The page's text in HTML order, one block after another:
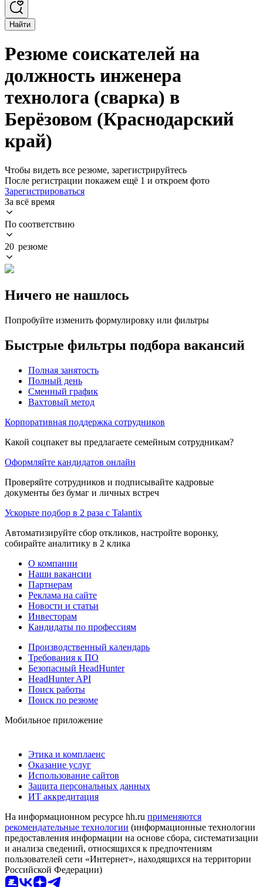
Найти
Резюме соискателей на
должность инженера
технолога (сварка) в
Берёзовом (Краснодарский
край)
Чтобы видеть все резюме, зарегистрируйтесь
После регистрации покажем ещё 1 и откроем фото
Зарегистрироваться
За всё время
По соответствию
20 резюме
Ничего не нашлось
Попробуйте изменить формулировку или фильтры
Быстрые фильтры подбора вакансий
Полная занятость
Полный день
Сменный график
Вахтовый метод
Корпоративная поддержка сотрудников
Какой соцпакет вы предлагаете семейным сотрудникам?
Оформляйте кандидатов онлайн
Проверяйте сотрудников и подписывайте кадровые
документы без бумаг и личных встреч
Ускорьте подбор в 2 раза с Talantix
Автоматизируйте сбор откликов, настройте воронку,
собирайте аналитику в 2 клика
О компании
Наши вакансии
Партнерам
Реклама на сайте
Новости и статьи
Инвесторам
Кандидаты по профессиям
Производственный календарь
Требования к ПО
Безопасный HeadHunter
HeadHunter API
Поиск работы
Поиск по резюме
Мобильное приложение
Этика и комплаенс
Оказание услуг
Использование сайтов
Защита персональных данных
ИТ аккредитация
На информационном ресурсе hh.ru применяются
рекомендательные технологии (информационные технологии
предоставления информации на основе сбора, систематизации
и анализа сведений, относящихся к предпочтениям
пользователей сети «Интернет», находящихся на территории
Российской Федерации)